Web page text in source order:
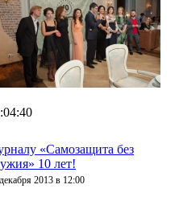
«Самозащита без
10 лет!
2013 в 12:00